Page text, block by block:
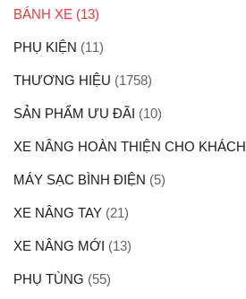
BÁNH XE (13)
PHỤ KIỆN (11)
THƯƠNG HIỆU (1758)
SẢN PHẨM ƯU ĐÃI (10)
XE NÂNG HOÀN THIỆN CHO KHÁCH
MÁY SẠC BÌNH ĐIỆN (5)
XE NÂNG TAY (21)
XE NÂNG MỚI (13)
PHỤ TÙNG (55)